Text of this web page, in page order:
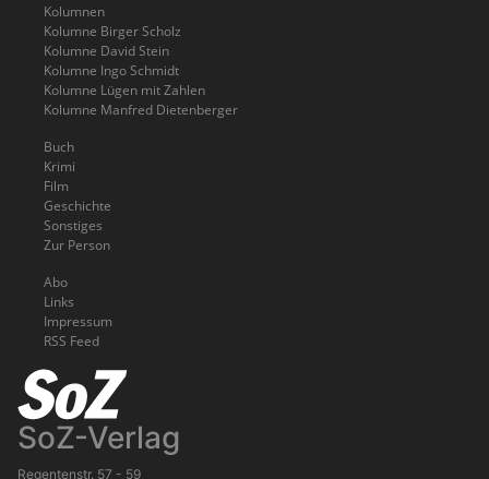
Kolumnen
Kolumne Birger Scholz
Kolumne David Stein
Kolumne Ingo Schmidt
Kolumne Lügen mit Zahlen
Kolumne Manfred Dietenberger
Buch
Krimi
Film
Geschichte
Sonstiges
Zur Person
Abo
Links
Impressum
RSS Feed
SoZ-Verlag
Regentenstr. 57 - 59